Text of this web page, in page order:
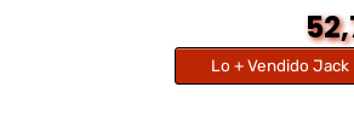
Lo + Vendido Jack